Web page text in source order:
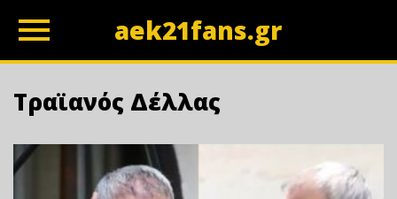
aek21fans.gr
Τραϊανός Δέλλας